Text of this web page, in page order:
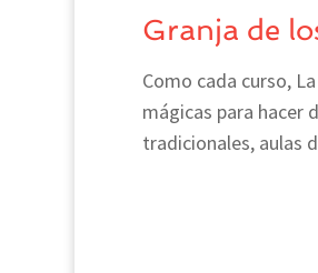
Granja de
Como cada curso,
mágicas para hacer
tradicionales, aulas